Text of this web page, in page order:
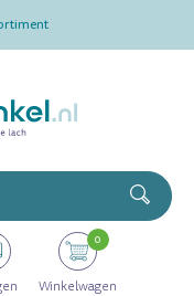
morgen in huis
Winkelwagen
0